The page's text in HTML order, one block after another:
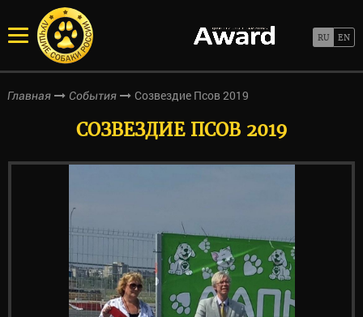
Главная События Созвездие Псов 2019
СОЗВЕЗДИЕ ПСОВ 2019